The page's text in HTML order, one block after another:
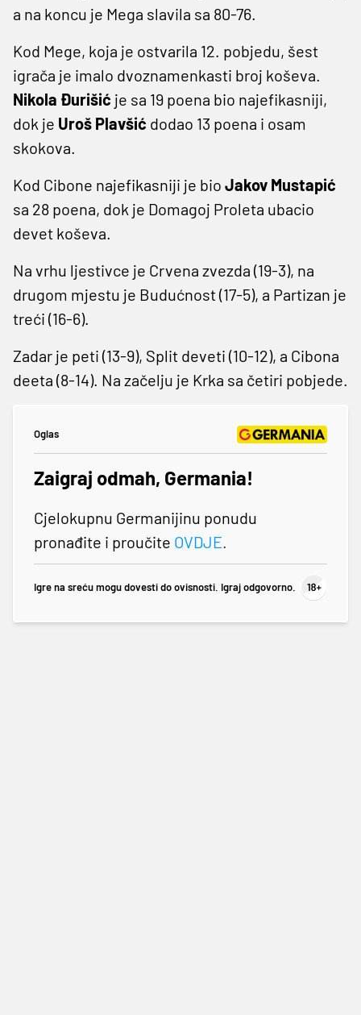
a na koncu je Mega slavila sa 80-76.
Kod Mege, koja je ostvarila 12. pobjedu, šest
igrača je imalo dvoznamenkasti broj koševa.
Nikola Đurišić je sa 19 poena bio najefikasniji,
dok je Uroš Plavšić dodao 13 poena i osam
skokova.
Kod Cibone najefikasniji je bio Jakov Mustapić
sa 28 poena, dok je Domagoj Proleta ubacio
devet koševa.
Na vrhu ljestivce je Crvena zvezda (19-3), na
drugom mjestu je Budućnost (17-5), a Partizan je
treći (16-6).
Zadar je peti (13-9), Split deveti (10-12), a Cibona
deeta (8-14). Na začelju je Krka sa četiri pobjede.
Oglas
Zaigraj odmah, Germania!
Cjelokupnu Germanijinu ponudu
pronađite i proučite OVDJE.
Igre na sreću mogu dovesti do ovisnosti. Igraj odgovorno.